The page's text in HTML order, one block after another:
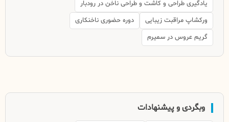
یادگیری طراحی و کاشت و طراحی ناخن در رودبار
ورکشاپ مراقبت زیبایی
دوره حضوری ناخنکاری
گریم عروس در سمیرم
وبگردی و پیشنهادات